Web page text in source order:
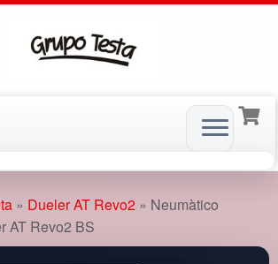
» Dueler AT Revo2 » Neumàtico
AT Revo2 BS